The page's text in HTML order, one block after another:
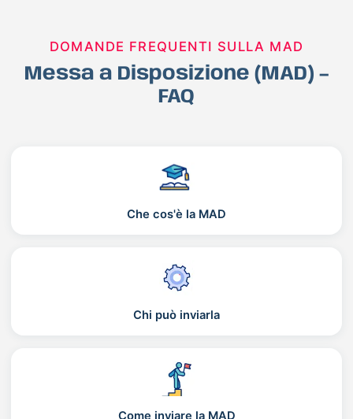
DOMANDE FREQUENTI SULLA MAD
Messa a Disposizione (MAD) –
FAQ
Che cos'è la MAD
Chi può inviarla
Come inviare la MAD